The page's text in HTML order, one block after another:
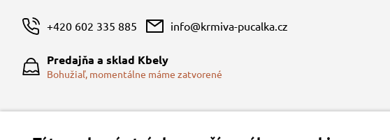
+420 602 335 885 info@krmiva-pucalka.cz
Predajňa a sklad Kbely
Bohužiaľ, momentálne máme zatvorené